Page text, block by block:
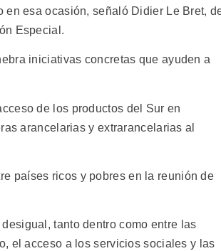
en esa ocasión, señaló Didier Le Bret,
Especial.
iniciativas concretas que ayuden a
de los productos del Sur en
arancelarias y extrarancelarias al
países ricos y pobres en la reunión de
tanto dentro como entre las
el acceso a los servicios sociales y las